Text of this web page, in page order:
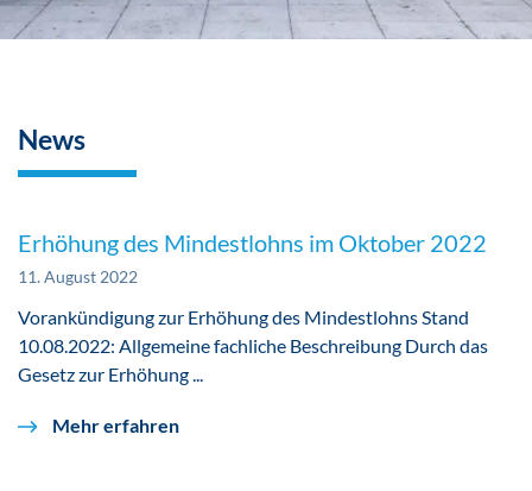
News
Erhöhung des Mindestlohns im Oktober 2022
11. August 2022
Vorankündigung zur Erhöhung des Mindestlohns Stand
10.08.2022: Allgemeine fachliche Beschreibung Durch das
Gesetz zur Erhöhung ...
Mehr erfahren